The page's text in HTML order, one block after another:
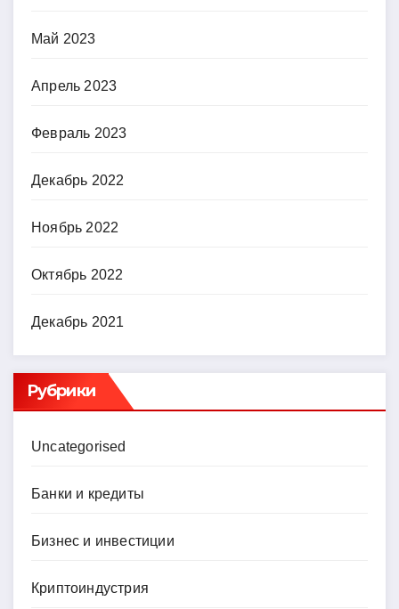
Май 2023
Апрель 2023
Февраль 2023
Декабрь 2022
Ноябрь 2022
Октябрь 2022
Декабрь 2021
Рубрики
Uncategorised
Банки и кредиты
Бизнес и инвестиции
Криптоиндустрия